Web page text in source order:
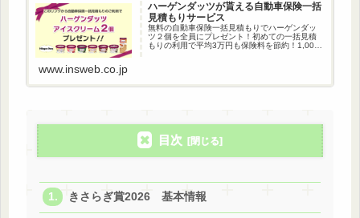
ハーゲンダッツが貰える自動車保険一括
見積もりサービス
無料の自動車保険一括見積もりでハーゲンダッ
ツ２個を全員にプレゼント！初めての一括見積
もりの利用で平均3万円も保険料を節約！1,000
www.insweb.co.jp
目次
きさらぎ賞2026 基本情報